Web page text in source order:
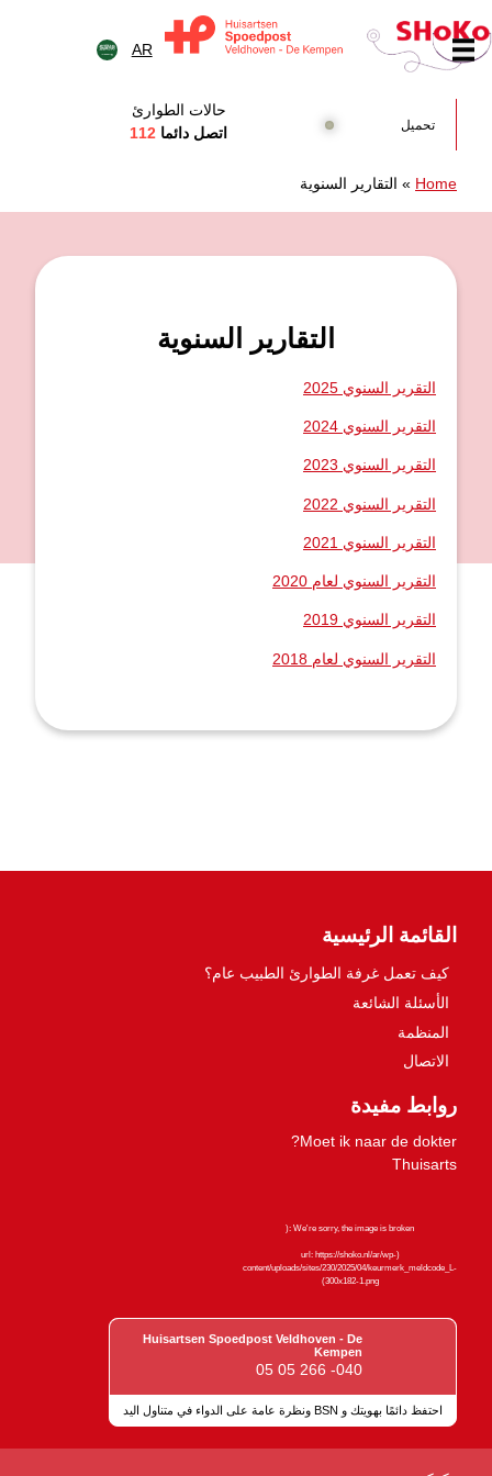
AR
تحميل
حالات الطوارئ
اتصل دائما 112
Home
» التقارير السنوية
التقارير السنوية
التقرير السنوي 2025
التقرير السنوي 2024
التقرير السنوي 2023
التقرير السنوي 2022
التقرير السنوي 2021
التقرير السنوي لعام 2020
التقرير السنوي 2019
التقرير السنوي لعام 2018
القائمة الرئيسية
كيف تعمل غرفة الطوارئ الطبيب عام؟
الأسئلة الشائعة
المنظمة
الاتصال
روابط مفيدة
Moet ik naar de dokter?
Thuisarts
Huisartsen Spoedpost Veldhoven - De
Kempen
040- 266 05 05
احتفظ دائمًا بهويتك و BSN ونظرة عامة على الدواء في متناول اليد